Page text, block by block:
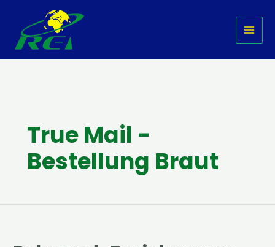
content
True Mail -
Bestellung Braut